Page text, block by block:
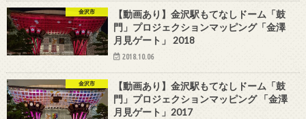
金沢市
【動画あり】金沢駅もてなしドーム「鼓
門」プロジェクションマッピング「金澤
月見ゲート」 2018
2018.10.06
金沢市
【動画あり】金沢駅もてなしドーム「鼓
門」プロジェクションマッピング 「金澤
月見ゲート」2017